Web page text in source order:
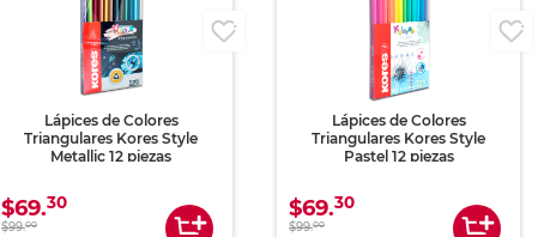
Lápices de Colores
Triangulares Kores Style
Metallic 12 piezas
$69.30
$99.00
Lápices de Colores
Triangulares Kores Style
Pastel 12 piezas
$69.30
$99.00